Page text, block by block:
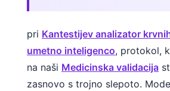
pri Kantestijev analizator
umetno inteligenco, protokol,
na naši Medicinska validacija
zasnovo s trojno slepoto.